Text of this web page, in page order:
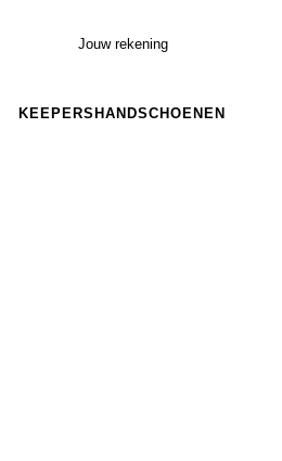
Jouw rekening
KEEPERSHANDSCHOENEN